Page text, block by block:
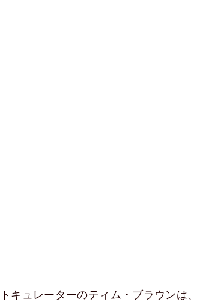
ュレーターのティム・ブラウンは、